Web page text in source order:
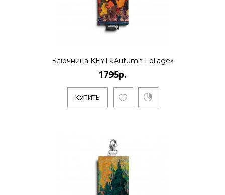
КУПИТЬ
1795р.
КУПИТЬ
Ключница KEY1 «Autumn Foliage»
1795р.
КУПИТЬ